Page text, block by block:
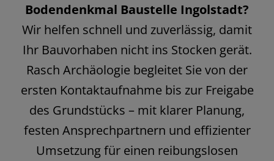
Bodendenkmal Baustelle Ingolstadt?
Wir helfen schnell und zuverlässig, damit
Ihr Bauvorhaben nicht ins Stocken gerät.
Rasch Archäologie begleitet Sie von der
ersten Kontaktaufnahme bis zur Freigabe
des Grundstücks – mit klarer Planung,
festen Ansprechpartnern und effizienter
Umsetzung für einen reibungslosen